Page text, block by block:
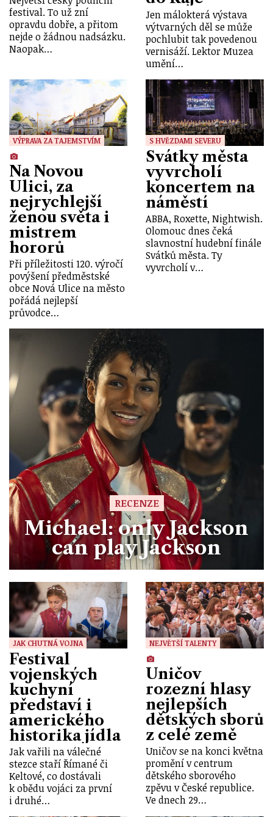
festival. To už zní
opravdu dobře, a přitom
nejde o žádnou nadsázku.
Naopak…
Jen málokterá výstava
výtvarných děl se může
pochlubit tak povedenou
vernisáží. Lektor Muzea
umění…
VÝPRAVA ZA TAJEMSTVÍM
Na Novou
Ulici, za
nejrychlejší
ženou světa i
mistrem
hororů
Při příležitosti 120. výročí
povýšení předměstské
obce Nová Ulice na město
pořádá nejlepší
průvodce…
S HVĚZDAMI SEVERU
Svátky města
vyvrcholí
koncertem na
náměstí
ABBA, Roxette, Nightwish.
Olomouc dnes čeká
slavnostní hudební finále
Svátků města. Ty
vyvrcholí v…
RECENZE
Michael: only Jackson
can play Jackson
JAK CHUTNÁ VOJNA
Festival
vojenských
kuchyní
představí i
amerického
historika jídla
Jak vařili na válečné
stezce staří Římané či
Keltové, co dostávali
k obědu vojáci za první
i druhé…
NEJVĚTŠÍ TALENTY
Uničov
rozezní hlasy
nejlepších
dětských sborů
z celé země
Uničov se na konci května
promění v centrum
dětského sborového
zpěvu v České republice.
Ve dnech 29…